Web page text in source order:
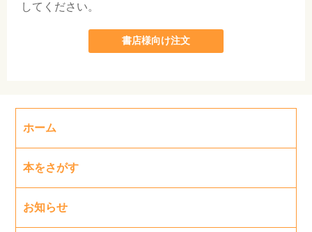
してください。
書店様向け注文
ホーム
本をさがす
お知らせ